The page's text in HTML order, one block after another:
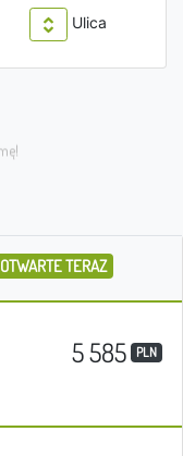
Ulica
OTWARTE TERAZ
5 585 PLN